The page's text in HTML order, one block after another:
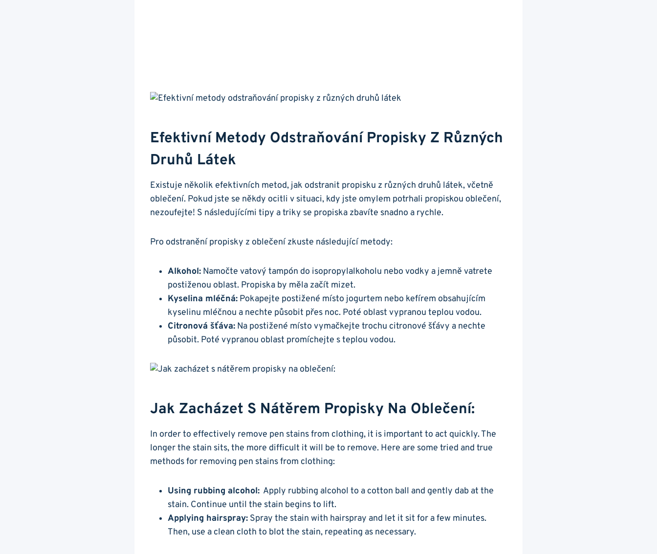
Efektivní Metody Odstraňování Propisky‌ Z Různých
Druhů Látek
Existuje několik efektivních metod, jak​ odstranit propisku z různých druhů látek, včetně
oblečení. Pokud ‌jste se⁣ někdy ocitli v situaci, kdy jste‌ omylem potrhali⁢ propiskou oblečení,
⁣nezoufejte! ‍S následujícími tipy a‍ triky⁢ se propiska zbavíte snadno⁤ a rychle.
Pro odstranění propisky z oblečení zkuste‌ následující metody:
Alkohol: ‍Namočte vatový tampón do isopropylalkoholu nebo vodky a ‌jemně ‍vatrete
⁤postiženou oblast. Propiska by ⁣měla ⁣začít mizet.
Kyselina mléčná: Pokapejte postižené ⁢místo jogurtem nebo​ kefírem obsahujícím
kyselinu mléčnou a nechte ‌působit přes⁣ noc. ‌Poté oblast vypranou teplou vodou.
Citronová šťáva: Na postižené​ místo ‍vymačkejte trochu ⁣citronové šťávy a nechte
‌působit. Poté vypranou oblast promíchejte s​ teplou vodou.
Jak Zacházet⁣ S​ Nátěrem Propisky Na Oblečení:
In order to effectively remove ​pen stains from ‍clothing, ​it is important to act ​quickly. ⁢The
longer the⁢ stain ⁢sits, ‍the⁤ more difficult‌ it will be to remove. Here are ⁣some ⁤tried and true
⁢methods ‍for removing pen stains from clothing:
Using rubbing ⁤alcohol: ‍ Apply⁤ rubbing alcohol to a cotton⁣ ball ​and gently dab ⁣at the
stain. Continue until the stain begins ‌to lift.
Applying hairspray: Spray the stain with hairspray and let ⁣it sit for a few minutes.
Then, ⁢use a clean cloth to⁣ blot the⁢ stain,‌ repeating as necessary.